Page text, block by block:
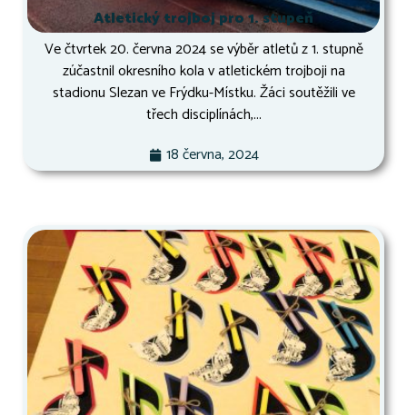
Atletický trojboj pro 1. stupeň
Ve čtvrtek 20. června 2024 se výběr atletů z 1. stupně
zúčastnil okresního kola v atletickém trojboji na
stadionu Slezan ve Frýdku-Místku. Žáci soutěžili ve
třech disciplínách,...
18 června, 2024